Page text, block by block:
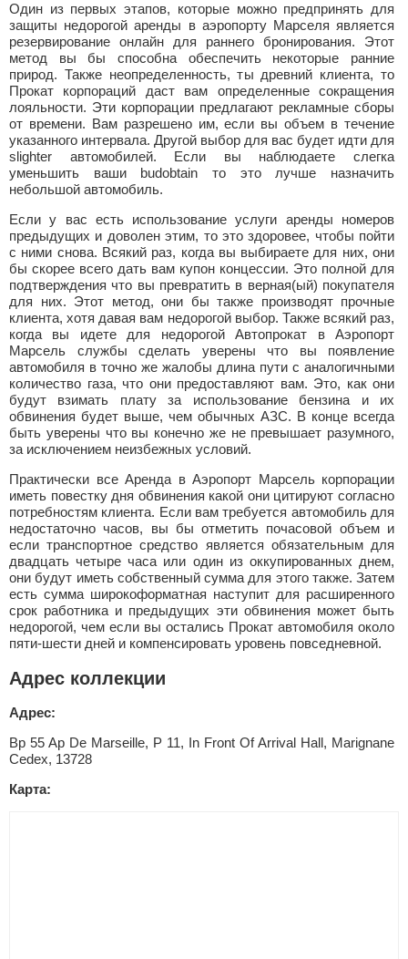
Один из первых этапов, которые можно предпринять для
защиты недорогой аренды в аэропорту Марселя является
резервирование онлайн для раннего бронирования. Этот
метод вы бы способна обеспечить некоторые ранние
природ. Также неопределенность, ты древний клиента, то
Прокат корпораций даст вам определенные сокращения
лояльности. Эти корпорации предлагают рекламные сборы
от времени. Вам разрешено им, если вы объем в течение
указанного интервала. Другой выбор для вас будет идти для
slighter автомобилей. Если вы наблюдаете слегка
уменьшить ваши budobtain то это лучше назначить
небольшой автомобиль.
Если у вас есть использование услуги аренды номеров
предыдущих и доволен этим, то это здоровее, чтобы пойти
с ними снова. Всякий раз, когда вы выбираете для них, они
бы скорее всего дать вам купон концессии. Это полной для
подтверждения что вы превратить в верная(ый) покупателя
для них. Этот метод, они бы также производят прочные
клиента, хотя давая вам недорогой выбор. Также всякий раз,
когда вы идете для недорогой Автопрокат в Аэропорт
Марсель службы сделать уверены что вы появление
автомобиля в точно же жалобы длина пути с аналогичными
количество газа, что они предоставляют вам. Это, как они
будут взимать плату за использование бензина и их
обвинения будет выше, чем обычных АЗС. В конце всегда
быть уверены что вы конечно же не превышает разумного,
за исключением неизбежных условий.
Практически все Аренда в Аэропорт Марсель корпорации
иметь повестку дня обвинения какой они цитируют согласно
потребностям клиента. Если вам требуется автомобиль для
недостаточно часов, вы бы отметить почасовой объем и
если транспортное средство является обязательным для
двадцать четыре часа или один из оккупированных днем,
они будут иметь собственный сумма для этого также. Затем
есть сумма широкоформатная наступит для расширенного
срок работника и предыдущих эти обвинения может быть
недорогой, чем если вы остались Прокат автомобиля около
пяти-шести дней и компенсировать уровень повседневной.
Адрес коллекции
Адрес:
Bp 55 Ap De Marseille, P 11, In Front Of Arrival Hall, Marignane
Cedex, 13728
Карта: